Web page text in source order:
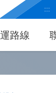
:::
路線